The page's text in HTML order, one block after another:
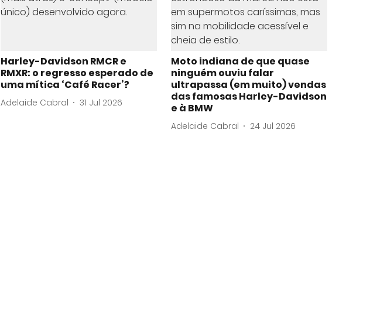
Harley-Davidson RMCR e
RMXR: o regresso esperado de
uma mítica ‘Café Racer’?
Adelaide Cabral 31 Jul 2026
Moto indiana de que quase
ninguém ouviu falar
ultrapassa (em muito) vendas
das famosas Harley-Davidson
e à BMW
Adelaide Cabral 24 Jul 2026